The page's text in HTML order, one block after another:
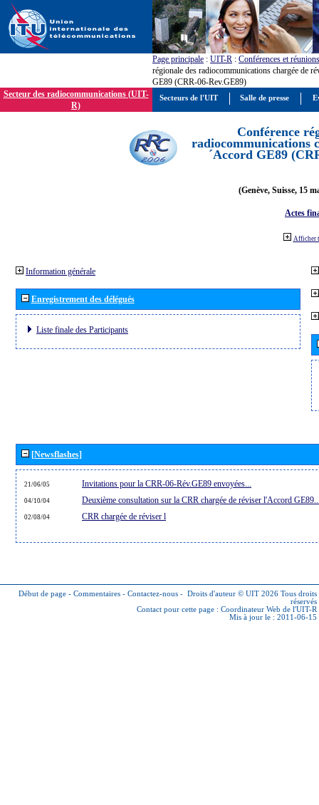
Page principale : UIT-R : Conférences et réunions
régionale des radiocommunications chargée de
GE89 (CRR-06-Rev.GE89)
Secteur des radiocommunications (UIT-
R)
Conférence
radiocommunications
´Accord GE89
(Genève, Suisse, 15
Actes
Afficher
Information générale
Enregistrement des délégués
Liste finale des Participants
[Newsflashes]
21/06/05 Invitations pour la CRR-06-Rév.GE89 envoyées...
04/10/04 Deuxième consultation sur la CRR chargée de réviser l'Accord
02/08/04 CRR chargée de réviser l
Début de page - Commentaires - Contactez-nous - Droits d'auteur © UIT 2026 Tous droits
réservés
Contact pour cette page : Coordinateur Web de l'UIT-R
Mis à jour le : 2011-06-15
Secteurs de l'UIT Salle de presse